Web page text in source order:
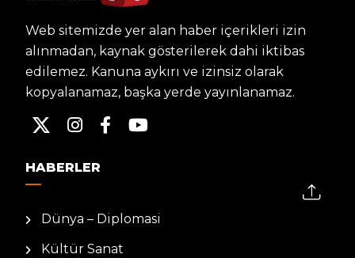
Web sitemizde yer alan haber içerikleri izin
alınmadan, kaynak gösterilerek dahi iktibas
edilemez. Kanuna aykırı ve izinsiz olarak
kopyalanamaz, başka yerde yayınlanamaz.
HABERLER
Dünya – Diplomasi
Kültür Sanat